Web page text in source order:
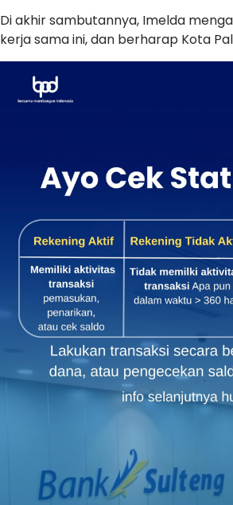
Di akhir sambutannya, Imelda
kerja sama ini, dan berharap Kota